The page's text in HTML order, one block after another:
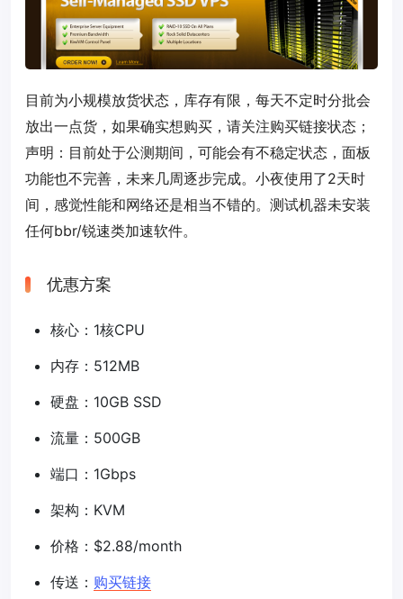
目前为小规模放货状态，库存有限，每天不定时分批会
放出一点货，如果确实想购买，请关注购买链接状态；
声明：目前处于公测期间，可能会有不稳定状态，面板
功能也不完善，未来几周逐步完成。小夜使用了2天时
间，感觉性能和网络还是相当不错的。测试机器未安装
任何bbr/锐速类加速软件。
优惠方案
核心：1核CPU
内存：512MB
硬盘：10GB SSD
流量：500GB
端口：1Gbps
架构：KVM
价格：$2.88/month
传送： 购买链接